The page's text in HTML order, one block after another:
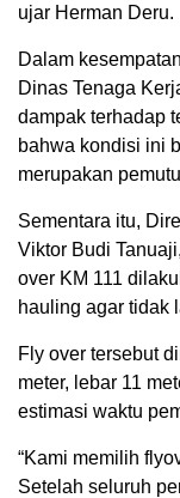
ujar Herman Deru.
Dalam
Dinas Tenaga
dampak terhadap
bahwa kondisi ini
merupakan
Sementara itu,
Viktor Budi
over KM 111
hauling agar tidak
Fly over tersebut
meter, lebar 11
estimasi waktu
“Kami memilih
Setelah seluruh